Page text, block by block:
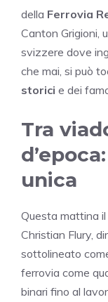
della Ferrovia
Canton Grigioni,
svizzere dove
che mai, si può
storici e dei
Tra
unica
Questa mattina
Christian Flury,
sottolineato
ferrovia come
binari fino al